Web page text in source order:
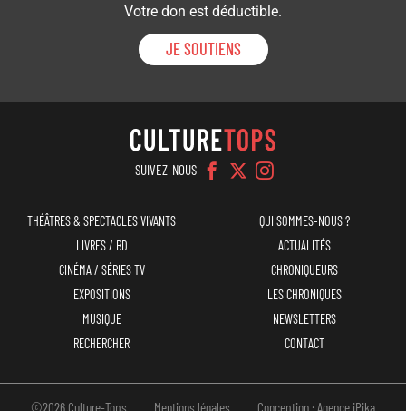
Votre don est déductible.
JE SOUTIENS
SUIVEZ-NOUS
Navigation
THÉÂTRES & SPECTACLES VIVANTS
LIVRES / BD
CINÉMA / SÉRIES TV
EXPOSITIONS
MUSIQUE
RECHERCHER
QUI SOMMES-NOUS ?
ACTUALITÉS
CHRONIQUEURS
LES CHRONIQUES
NEWSLETTERS
CONTACT
©2026 Culture-Tops Mentions légales Conception : Agence iPika